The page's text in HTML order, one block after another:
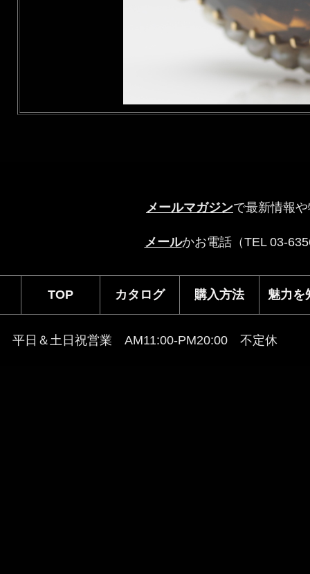
メールマガジンで最新情報
メールかお電話（TEL 03-
TOP カタログ 購入方法 魅力を
平日＆土日祝営業 AM11:00-PM20:00 不定休